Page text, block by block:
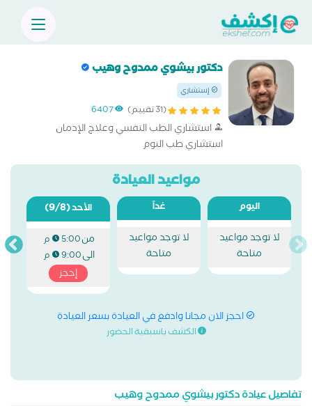
دكتور بيشوي ممدوح وهيب
إستشاري
(31 تقييم) 6407
استشاري الطب النفسي وعلاج الإدمان
استشاري طب النوم
مواعيد العيادة
اليوم
لا توجد مواعيد
متاحة
غداً
لا توجد مواعيد
متاحة
الأحد(9/8)
من5:00 م
الى9:00 م
إحجز
احجز الان مجانا وادفع في العيادة بسعر العيادة
الكشف باسبقية الحضور
تفاصيل عيادة دكتور بيشوي ممدوح وهيب